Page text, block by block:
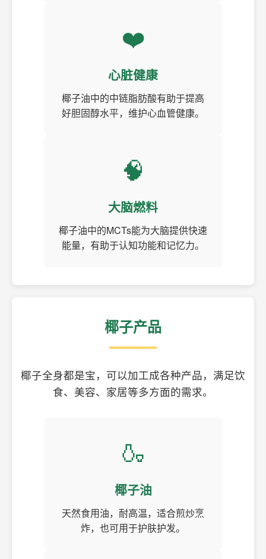
❤️
心脏健康
椰子油中的中链脂肪酸有助于提高
好胆固醇水平，维护心血管健康。
🧠
大脑燃料
椰子油中的MCTs能为大脑提供快速
能量，有助于认知功能和记忆力。
椰子产品
椰子全身都是宝，可以加工成各种产品，满足饮
食、美容、家居等多方面的需求。
🍶
椰子油
天然食用油，耐高温，适合煎炒烹
炸，也可用于护肤护发。